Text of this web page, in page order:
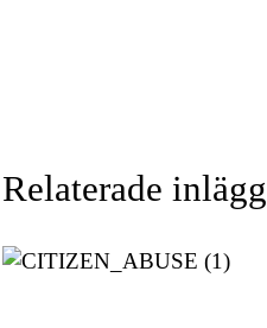
Relaterade inlägg